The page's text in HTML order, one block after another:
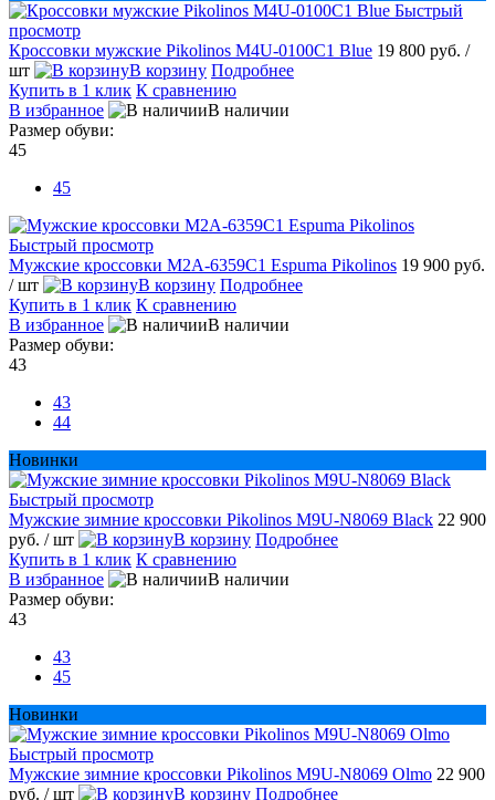
Быстрый
просмотр
Кроссовки мужские Pikolinos M4U-0100C1 Blue 19 800 руб. /
шт
В корзину Подробнее
Купить в 1 клик К сравнению
В избранное
В наличии
Размер обуви:
45
45
Быстрый просмотр
Мужские кроссовки M2A-6359C1 Espuma Pikolinos 19 900 руб.
/ шт
В корзину Подробнее
Купить в 1 клик К сравнению
В избранное
В наличии
Размер обуви:
43
43
44
Новинки
Быстрый просмотр
Мужские зимние кроссовки Pikolinos M9U-N8069 Black 22 900
руб. / шт В корзину Подробнее
Купить в 1 клик К сравнению
В избранное
В наличии
Размер обуви:
43
43
45
Новинки
Быстрый просмотр
Мужские зимние кроссовки Pikolinos M9U-N8069 Olmo 22 900
руб. / шт В корзину Подробнее